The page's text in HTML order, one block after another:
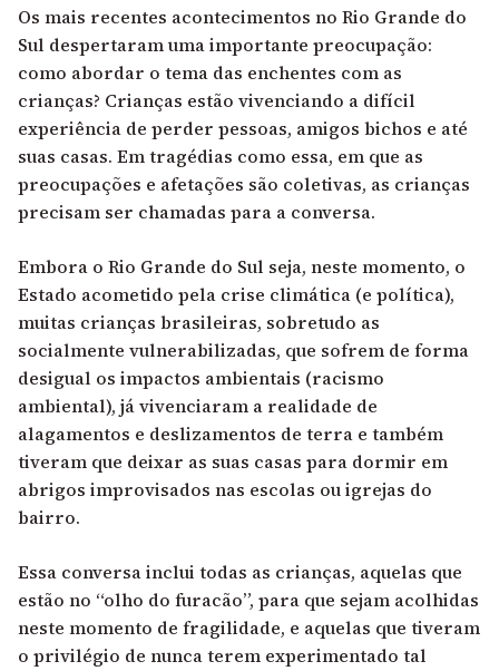
Os mais recentes acontecimentos no Rio Grande do
Sul despertaram uma importante preocupação:
como abordar o tema das enchentes com as
crianças? Crianças estão vivenciando a difícil
experiência de perder pessoas, amigos bichos e até
suas casas. Em tragédias como essa, em que as
preocupações e afetações são coletivas, as crianças
precisam ser chamadas para a conversa.
Embora o Rio Grande do Sul seja, neste momento, o
Estado acometido pela crise climática (e política),
muitas crianças brasileiras, sobretudo as
socialmente vulnerabilizadas, que sofrem de forma
desigual os impactos ambientais (racismo
ambiental), já vivenciaram a realidade de
alagamentos e deslizamentos de terra e também
tiveram que deixar as suas casas para dormir em
abrigos improvisados nas escolas ou igrejas do
bairro.
Essa conversa inclui todas as crianças, aquelas que
estão no “olho do furacão”, para que sejam acolhidas
neste momento de fragilidade, e aquelas que tiveram
o privilégio de nunca terem experimentado tal